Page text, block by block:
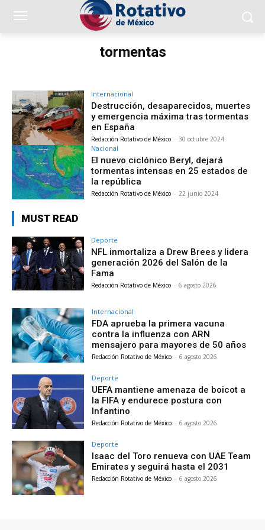
tormentas
Internacional
Destrucción, desaparecidos, muertes
y emergencia máxima tras tormentas
en España
Redacción Rotativo de México - 30 octubre 2024
Nacional
El nuevo ciclónico Beryl, dejará
tormentas intensas en 25 estados de
la república
Redacción Rotativo de México - 22 junio 2024
MUST READ
Deporte
NFL inmortaliza a Drew Brees y lidera
generación 2026 del Salón de la
Fama
Redacción Rotativo de México - 6 agosto 2026
Internacional
FDA aprueba la primera vacuna
contra la influenza con ARN
mensajero para mayores de 50 años
Redacción Rotativo de México - 6 agosto 2026
Deporte
UEFA mantiene amenaza de boicot a
la FIFA y endurece postura con
Infantino
Redacción Rotativo de México - 6 agosto 2026
Deporte
Isaac del Toro renueva con UAE Team
Emirates y seguirá hasta el 2031
Redacción Rotativo de México - 6 agosto 2026